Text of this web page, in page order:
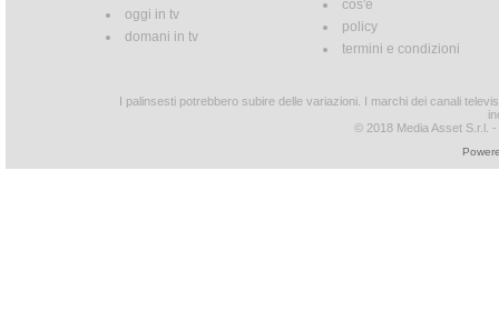
oggi in tv
domani in tv
cos'è
policy
termini e condizioni
I palinsesti potrebbero subire delle variazioni. I marchi dei canali
© 2018 Media Asset S.r.l.